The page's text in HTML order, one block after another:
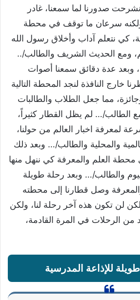
صدورنا لما سمعنا، غادر
سرعان ما توقف في محطة
كي نتعلم آداب وأخلاق رسول الله
ومع الحديث الشريف والطالب/..
وبعد عدة دقائق سمعنا أصوات
خارج النافذة لنجد المحطة التالية
مما جعل الطلاب والطالبات
الطالب/… لم يظل القطار كثيراً،
لمعرفة اخبار العالم من حولنا،
والمحلية والطالب/… وبعد ذلك
العلم والمعرفة كي ننهل منها
والطالب/… وبعد رحلة طويلة
وصل قطارنا إلى محطته
لن تكون هذه آخر رحلة لنا، ولكن
الرحلات في المرة القادمة،
للإذاعة المدرسية